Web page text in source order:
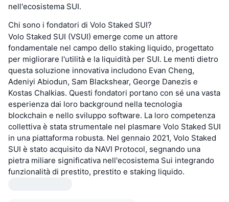
nell'ecosistema SUI.
Chi sono i fondatori di Volo Staked SUI?
Volo Staked SUI (VSUI) emerge come un attore
fondamentale nel campo dello staking liquido, progettato
per migliorare l'utilità e la liquidità per SUI. Le menti dietro
questa soluzione innovativa includono Evan Cheng,
Adeniyi Abiodun, Sam Blackshear, George Danezis e
Kostas Chalkias. Questi fondatori portano con sé una vasta
esperienza dai loro background nella tecnologia
blockchain e nello sviluppo software. La loro competenza
collettiva è stata strumentale nel plasmare Volo Staked SUI
in una piattaforma robusta. Nel gennaio 2021, Volo Staked
SUI è stato acquisito da NAVI Protocol, segnando una
pietra miliare significativa nell'ecosistema Sui integrando
funzionalità di prestito, prestito e staking liquido.